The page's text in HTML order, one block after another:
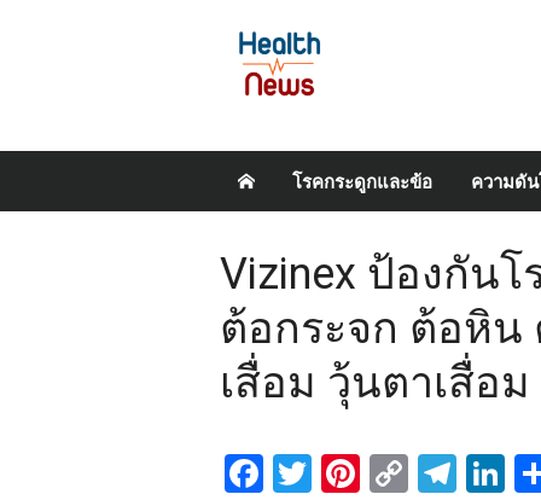
โรคกระดูกและข้อ ความดั
Vizinex ป้องกัน
ต้อกระจก ต้อหิน
เสื่อม วุ้นตาเสื่อ
Facebook
Twitter
Pinterest
Copy